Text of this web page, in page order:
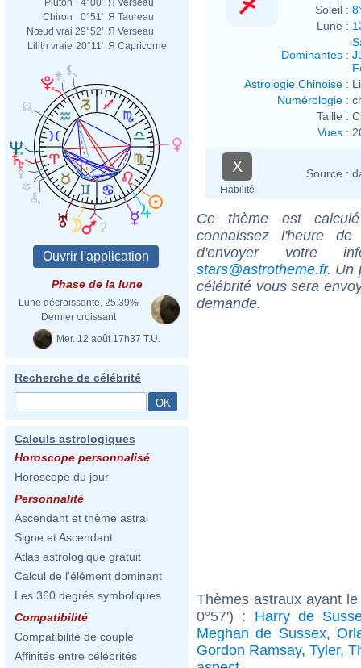
Pluton
4°00' Я Verseau
Chiron
0°51' Я Taureau
Nœud vrai 29°52' Я Verseau
Lilith vraie 20°11' Я Capricorne
Phase de la lune
Lune décroissante, 25.39%
Dernier croissant
Mer. 12 août 17h37 T.U.
Recherche de célébrité
Calculs astrologiques
Horoscope personnalisé
Horoscope du jour
Personnalité
Ascendant et thème astral
Signe et Ascendant
Atlas astrologique gratuit
Calcul de l'élément dominant
Les 360 degrés symboliques
Compatibilité
Compatibilité de couple
Affinités entre célébrités
Soleil :
Lune :
Dominantes :
Astrologie Chinoise :
Numérologie :
Taille :
Vues :
X
Fiabilité
Source :
Ce thème est
connaissez l'heure
d'envoyer votre
stars@astrotheme.fr. Un
célébrité vous sera
demande.
Thèmes astraux ayant
0°57') : Harry de
Meghan de Sussex,
Gordon Ramsay, Tyler,